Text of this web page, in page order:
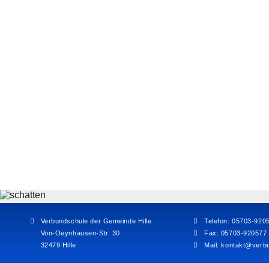
Verbundschule der Gemeinde Hille
Von-Oeynhausen-Str. 30
32479 Hille
Telefon: 05703-
Fax: 05703-920577
Mail: